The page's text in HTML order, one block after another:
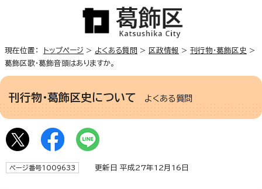
現在位置： トップページ > よくある質問 > 区政情報 > 刊行物・葛飾区史 >
葛飾区歌・葛飾音頭はありますか。
刊行物・葛飾区史について よくある質問
ページ番号1009633 更新日 平成27年12月16日